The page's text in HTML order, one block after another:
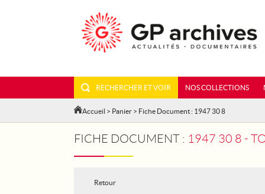
RECHERCHER ET VOIR NOS COLLECTIONS
Accueil > Panier > Fiche Document : 1947 30 8
FICHE DOCUMENT : 1947 30 8 -
Retour